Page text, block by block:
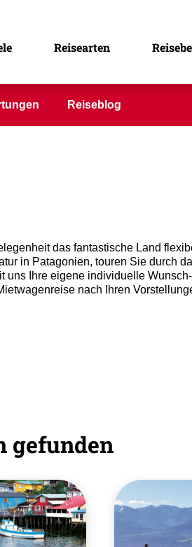
Reisearten
oder in
Reiseblog
das fantastische Land
in Patagonien, touren Sie durch
uns Ihre eigene individuelle
nach Ihren
gefunden